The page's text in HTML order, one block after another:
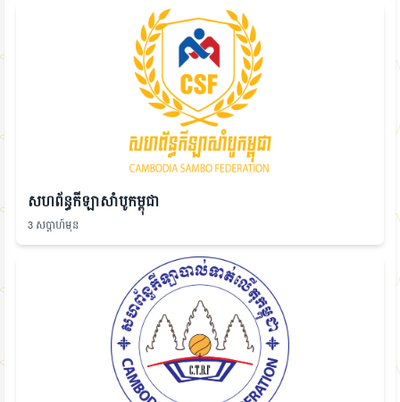
សហព័ន្ធកីឡាសាំបូកម្ពុជា
3 សប្តាហ៍មុន